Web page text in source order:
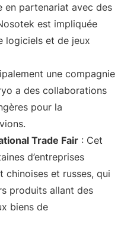
en partenariat avec des
est impliquée
logiciels et de jeux
une compagnie
a des collaborations
pour la
.
Trade Fair : Cet
d’entreprises
chinoises et russes, qui
produits allant des
biens de